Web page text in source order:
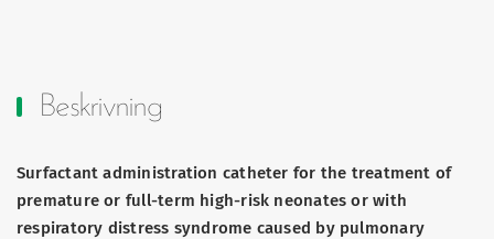
Beskrivning
Surfactant administration catheter for the treatment of
premature or full-term high-risk neonates or with
respiratory distress syndrome caused by pulmonary